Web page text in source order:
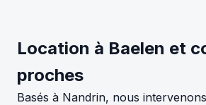
Location à Baelen et
proches
Basés à Nandrin, nous